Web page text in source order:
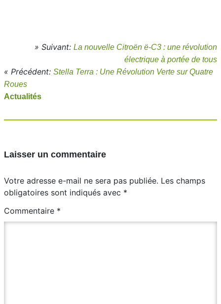
» Suivant: La nouvelle Citroën ë-C3 : une révolution
électrique à portée de tous
« Précédent: Stella Terra : Une Révolution Verte sur Quatre
Roues
Actualités
Laisser un commentaire
Votre adresse e-mail ne sera pas publiée. Les champs
obligatoires sont indiqués avec *
Commentaire *